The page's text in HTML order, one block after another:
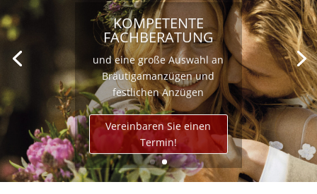
KOMPETENTE
FACHBERATUNG
und eine große Auswahl an
Bräutigamanzügen und
festlichen Anzügen
Vereinbaren Sie einen
Termin!